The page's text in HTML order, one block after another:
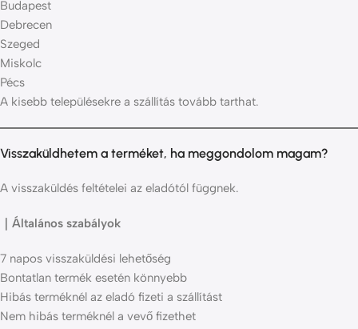
Budapest
Debrecen
Szeged
Miskolc
Pécs
A kisebb településekre a szállítás tovább tarthat.
Visszaküldhetem a terméket, ha meggondolom magam?
A visszaküldés feltételei az eladótól függnek.
｜Általános szabályok
7 napos visszaküldési lehetőség
Bontatlan termék esetén könnyebb
Hibás terméknél az eladó fizeti a szállítást
Nem hibás terméknél a vevő fizethet